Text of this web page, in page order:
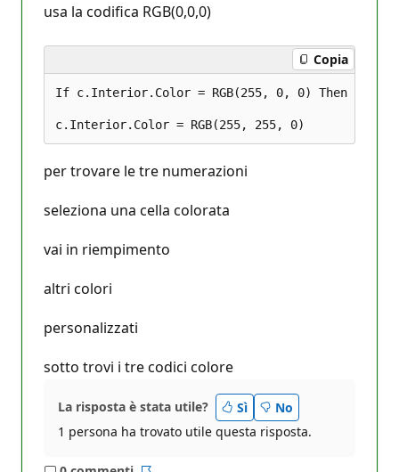
usa la codifica RGB(0,0,0)
Copia
If c.Interior.Color = RGB(255, 0, 0) Then
per trovare le tre numerazioni
seleziona una cella colorata
vai in riempimento
altri colori
personalizzati
sotto trovi i tre codici colore
La risposta è stata utile? Sì
No
1 persona ha trovato utile questa risposta.